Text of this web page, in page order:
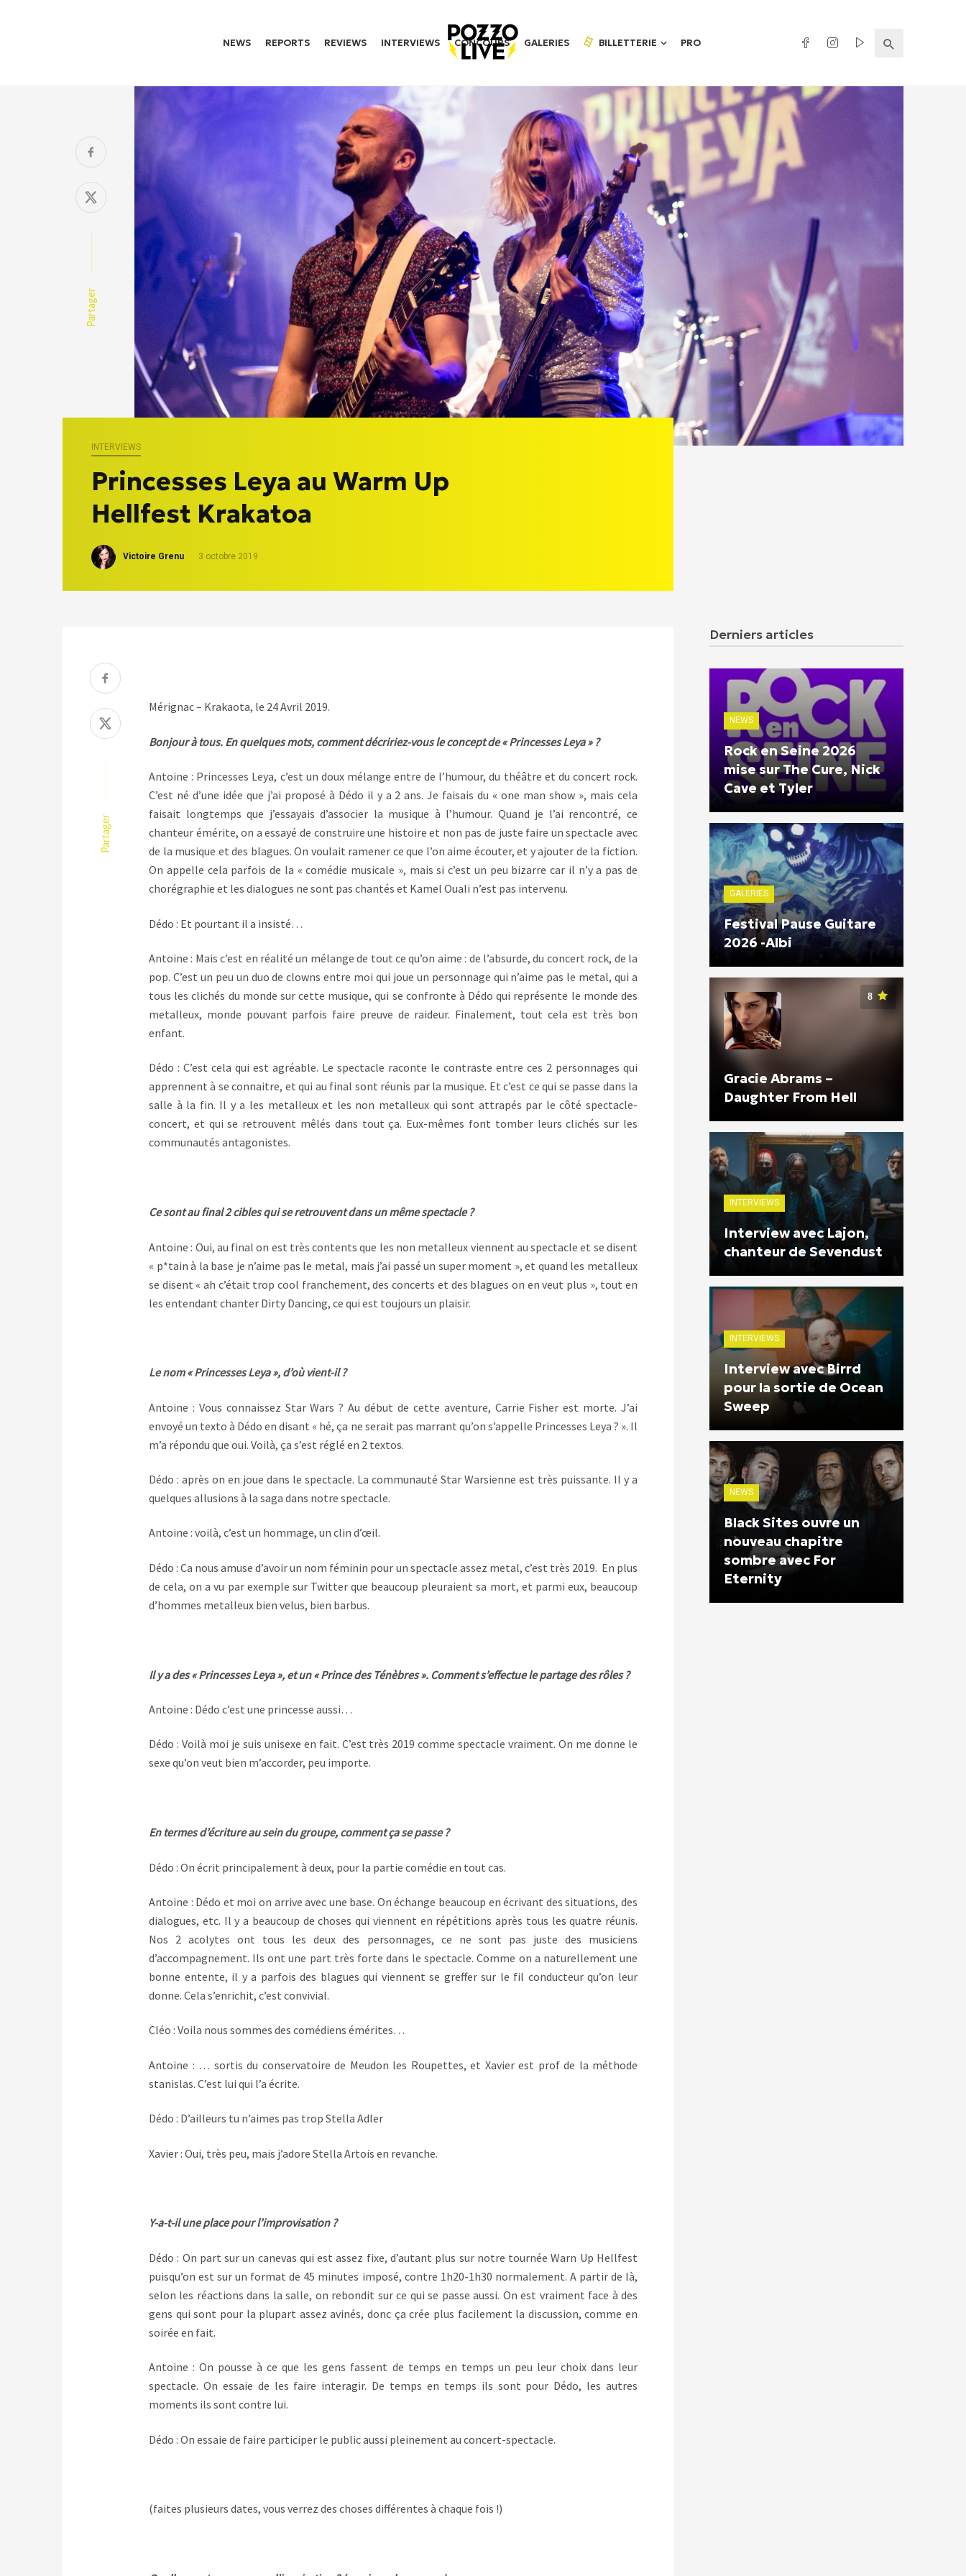
NEWS REPORTS REVIEWS INTERVIEWS CONCOURS GALERIES BILLETTERIE PRO
Partager
INTERVIEWS
Princesses Leya au Warm Up
Hellfest Krakatoa
Victoire Grenu 3 octobre 2019
Partager
Mérignac – Krakaota, le 24 Avril 2019.
Bonjour à tous. En quelques mots, comment décririez-vous le concept de « Princesses Leya » ?
Antoine : Princesses Leya, c’est un doux mélange entre de l’humour, du théâtre et du concert rock.
C’est né d’une idée que j’ai proposé à Dédo il y a 2 ans. Je faisais du « one man show », mais cela
faisait longtemps que j’essayais d’associer la musique à l’humour. Quand je l’ai rencontré, ce
chanteur émérite, on a essayé de construire une histoire et non pas de juste faire un spectacle avec
de la musique et des blagues. On voulait ramener ce que l’on aime écouter, et y ajouter de la fiction.
On appelle cela parfois de la « comédie musicale », mais si c’est un peu bizarre car il n’y a pas de
chorégraphie et les dialogues ne sont pas chantés et Kamel Ouali n’est pas intervenu.
Dédo : Et pourtant il a insisté…
Antoine : Mais c’est en réalité un mélange de tout ce qu’on aime : de l’absurde, du concert rock, de la
pop. C’est un peu un duo de clowns entre moi qui joue un personnage qui n’aime pas le metal, qui a
tous les clichés du monde sur cette musique, qui se confronte à Dédo qui représente le monde des
metalleux, monde pouvant parfois faire preuve de raideur. Finalement, tout cela est très bon
enfant.
Dédo : C’est cela qui est agréable. Le spectacle raconte le contraste entre ces 2 personnages qui
apprennent à se connaitre, et qui au final sont réunis par la musique. Et c’est ce qui se passe dans la
salle à la fin. Il y a les metalleux et les non metalleux qui sont attrapés par le côté spectacle-
concert, et qui se retrouvent mêlés dans tout ça. Eux-mêmes font tomber leurs clichés sur les
communautés antagonistes.
Ce sont au final 2 cibles qui se retrouvent dans un même spectacle ?
Antoine : Oui, au final on est très contents que les non metalleux viennent au spectacle et se disent
« p*tain à la base je n’aime pas le metal, mais j’ai passé un super moment », et quand les metalleux
se disent « ah c’était trop cool franchement, des concerts et des blagues on en veut plus », tout en
les entendant chanter Dirty Dancing, ce qui est toujours un plaisir.
Le nom « Princesses Leya », d’où vient-il ?
Antoine : Vous connaissez Star Wars ? Au début de cette aventure, Carrie Fisher est morte. J’ai
envoyé un texto à Dédo en disant « hé, ça ne serait pas marrant qu’on s’appelle Princesses Leya ? ». Il
m’a répondu que oui. Voilà, ça s’est réglé en 2 textos.
Dédo : après on en joue dans le spectacle. La communauté Star Warsienne est très puissante. Il y a
quelques allusions à la saga dans notre spectacle.
Antoine : voilà, c’est un hommage, un clin d’œil.
Dédo : Ca nous amuse d’avoir un nom féminin pour un spectacle assez metal, c’est très 2019. En plus
de cela, on a vu par exemple sur Twitter que beaucoup pleuraient sa mort, et parmi eux, beaucoup
d’hommes metalleux bien velus, bien barbus.
Il y a des « Princesses Leya », et un « Prince des Ténèbres ». Comment s’effectue le partage des rôles ?
Antoine : Dédo c’est une princesse aussi…
Dédo : Voilà moi je suis unisexe en fait. C’est très 2019 comme spectacle vraiment. On me donne le
sexe qu’on veut bien m’accorder, peu importe.
En termes d’écriture au sein du groupe, comment ça se passe ?
Dédo : On écrit principalement à deux, pour la partie comédie en tout cas.
Antoine : Dédo et moi on arrive avec une base. On échange beaucoup en écrivant des situations, des
dialogues, etc. Il y a beaucoup de choses qui viennent en répétitions après tous les quatre réunis.
Nos 2 acolytes ont tous les deux des personnages, ce ne sont pas juste des musiciens
d’accompagnement. Ils ont une part très forte dans le spectacle. Comme on a naturellement une
bonne entente, il y a parfois des blagues qui viennent se greffer sur le fil conducteur qu’on leur
donne. Cela s’enrichit, c’est convivial.
Cléo : Voila nous sommes des comédiens émérites…
Antoine : … sortis du conservatoire de Meudon les Roupettes, et Xavier est prof de la méthode
stanislas. C’est lui qui l’a écrite.
Dédo : D’ailleurs tu n’aimes pas trop Stella Adler
Xavier : Oui, très peu, mais j’adore Stella Artois en revanche.
Y-a-t-il une place pour l’improvisation ?
Dédo : On part sur un canevas qui est assez fixe, d’autant plus sur notre tournée Warn Up Hellfest
puisqu’on est sur un format de 45 minutes imposé, contre 1h20-1h30 normalement. A partir de là,
selon les réactions dans la salle, on rebondit sur ce qui se passe aussi. On est vraiment face à des
gens qui sont pour la plupart assez avinés, donc ça crée plus facilement la discussion, comme en
soirée en fait.
Antoine : On pousse à ce que les gens fassent de temps en temps un peu leur choix dans leur
spectacle. On essaie de les faire interagir. De temps en temps ils sont pour Dédo, les autres
moments ils sont contre lui.
Dédo : On essaie de faire participer le public aussi pleinement au concert-spectacle.
(faites plusieurs dates, vous verrez des choses différentes à chaque fois !)
Derniers articles
NEWS
Rock en Seine 2026
mise sur The Cure, Nick
Cave et Tyler
GALERIES
Festival Pause Guitare
2026 -Albi
8
Gracie Abrams –
Daughter From Hell
INTERVIEWS
Interview avec Lajon,
chanteur de Sevendust
INTERVIEWS
Interview avec Birrd
pour la sortie de Ocean
Sweep
NEWS
Black Sites ouvre un
nouveau chapitre
sombre avec For
Eternity